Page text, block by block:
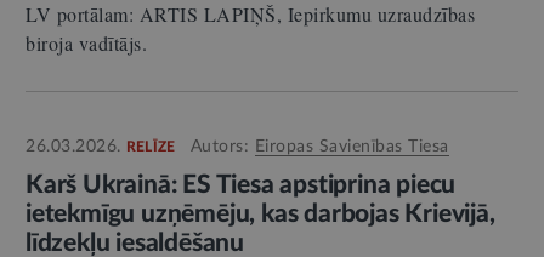
LV portālam: ARTIS LAPIŅŠ, Iepirkumu uzraudzības
biroja vadītājs.
26.03.2026. RELĪZE Autors: Eiropas Savienības Tiesa
Karš Ukrainā: ES Tiesa apstiprina piecu
ietekmīgu uzņēmēju, kas darbojas Krievijā,
līdzekļu iesaldēšanu